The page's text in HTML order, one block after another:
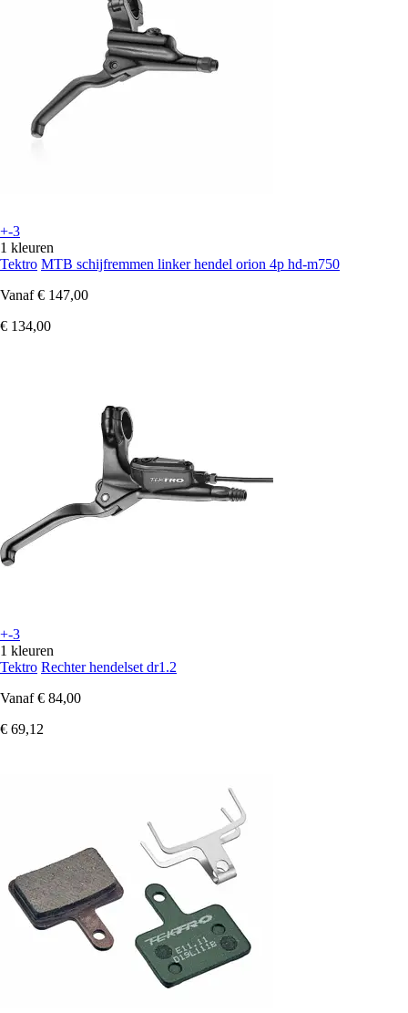
+-3
1 kleuren
Tektro MTB schijfremmen linker hendel orion 4p hd-m750
Vanaf € 147,00
€ 134,00
+-3
1 kleuren
Tektro Rechter hendelset dr1.2
Vanaf € 84,00
€ 69,12